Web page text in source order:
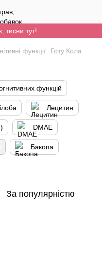
тисни тут!
функції Готу Кола
функцій
Лецитин
DMAE
Бакопа
За популярністю